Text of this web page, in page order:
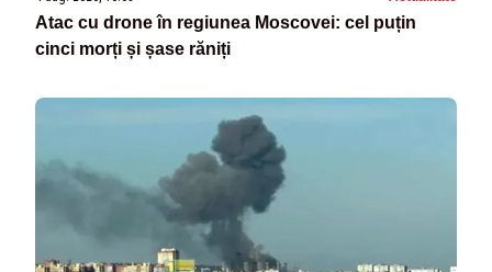
Atac cu drone în regiunea Moscovei: cel puțin
cinci morți și șase răniți